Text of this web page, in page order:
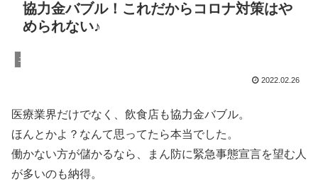
協力金バブル！これだからコロナ対策はや
められない♪
ニュース
2022.02.26
医療業界だけでなく、飲食店も協力金バブル。
ほんとかよ？なんて思ってたら本当でした。
働かない方が儲かるなら、まん防に緊急事態宣言を望む人
が多いのも納得。